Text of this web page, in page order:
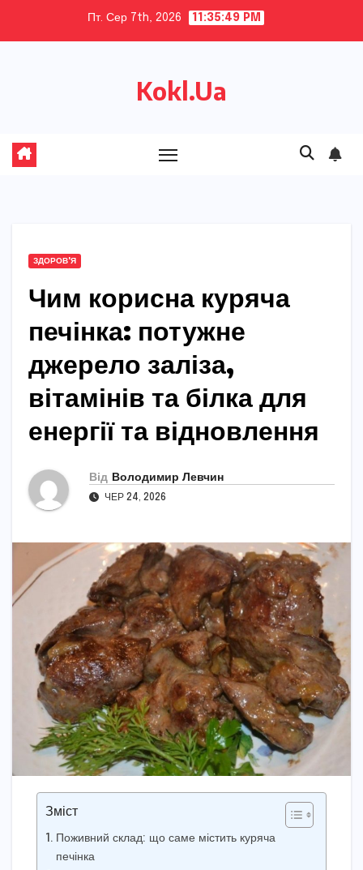
Пт. Сер 7th, 2026 11:35:51 PM
Kokl.Ua
ЗДОРОВ'Я
Чим корисна куряча
печінка: потужне
джерело заліза,
вітамінів та білка для
енергії та відновлення
Від Володимир Левчин
ЧЕР 24, 2026
Зміст
Поживний склад: що саме містить куряча
печінка